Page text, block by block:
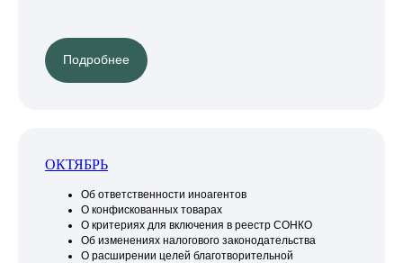
Подробнее
ОКТЯБРЬ
Об ответственности иноагентов
О конфискованных товарах
О критериях для включения в реестр СОНКО
Об изменениях налогового законодательства
О расширении целей благотворительной